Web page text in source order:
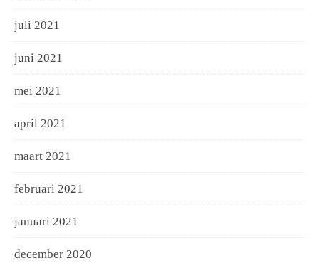
juli 2021
juni 2021
mei 2021
april 2021
maart 2021
februari 2021
januari 2021
december 2020